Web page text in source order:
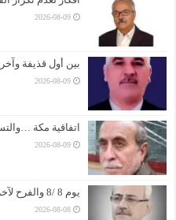
2026-08-09
بين أول قذيفة
2026-08-09
اتفاقية مكة
2026-08-09
يوم 8 /8 والفرح لآخر مرة! فلاح المشعل
2026-08-08